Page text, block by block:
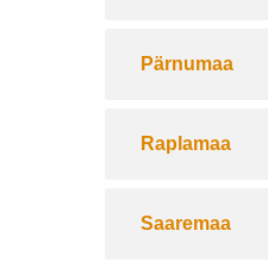
Pärnumaa
Raplamaa
Saaremaa